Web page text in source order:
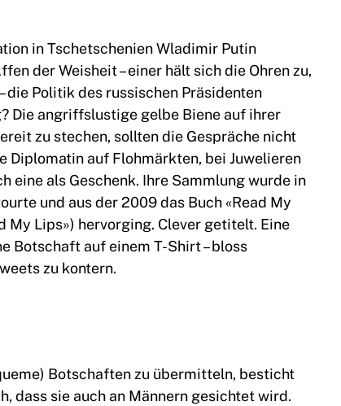
in Tschetschenien Wladimir Putin
der Weisheit – einer hält sich die Ohren zu,
Politik des russischen Präsidenten
Die angriffslustige gelbe Biene auf ihrer
zu stechen, sollten die Gespräche nicht
Diplomatin auf Flohmärkten, bei Juwelieren
eine als Geschenk. Ihre Sammlung wurde in
und aus der 2009 das Buch «Read My
My Lips») hervorging. Clever getitelt. Eine
Botschaft auf einem T-Shirt – bloss
zu kontern.
Botschaften zu übermitteln, besticht
dass sie auch an Männern gesichtet wird.